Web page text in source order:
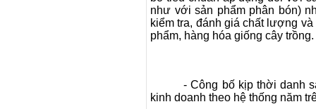
như với sản phẩm phân bón)
kiểm tra, đánh giá chất lượng
phẩm, hàng hóa giống cây trồng.
- Công bố kịp thời danh
kinh doanh theo hệ thống năm